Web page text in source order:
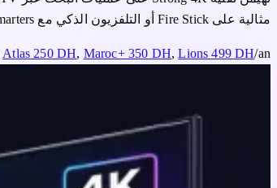
مثالية على Fire Stick أو التلفزيون الذكي مع Smarters أو TiviMate.
Atlas 250 DH, Maroc+ 350 DH,Lions 499 DH/an.